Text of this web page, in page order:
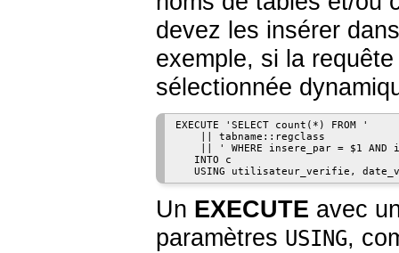
devez les insérer
exemple, si la
sélectionnée
EXECUTE 'SELECT count(*) FROM '
    || tabname::regclass
|| ' WHERE insere_par = $1 AND
   INTO c
Un EXECUTE avec
paramètres USING,